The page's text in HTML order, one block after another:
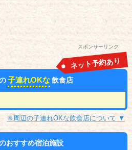
スポンサーリンク
子連れOKな 飲食店
ネット予約あり
※周辺の子連れOKな飲食店について ▼
おすすめ宿泊施設